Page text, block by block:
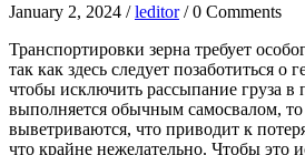
January 2, 2024 /leditor/ 0 Comments
Транспортировки зерна требует
так как здесь следует позаботиться о
чтобы исключить рассыпание груза в
выполняется обычным самосвалом, то
выветриваются, что приводит к
что крайне нежелательно. Чтобы это